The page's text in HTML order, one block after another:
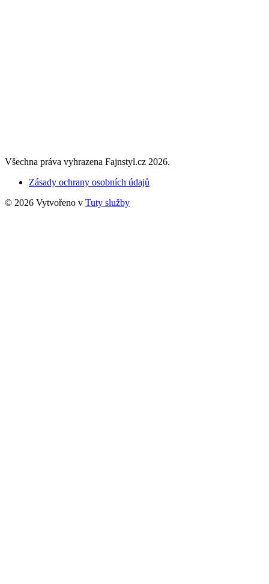
Všechna práva vyhrazena Fajnstyl.cz 2026.
Zásady ochrany osobních údajů
© 2026 Vytvořeno v Tuty služby